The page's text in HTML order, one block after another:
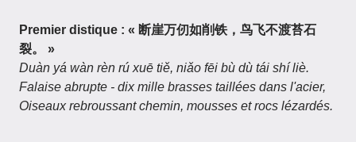
Premier distique : « 断崖万仞如削铁，鸟飞不渡苔石
裂。 »
Duàn yá wàn rèn rú xuē tiě, niǎo fēi bù dù tái shí liè.
Falaise abrupte - dix mille brasses taillées dans l'acier,
Oiseaux rebroussant chemin, mousses et rocs lézardés.